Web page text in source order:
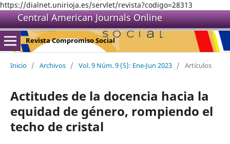
https://dialnet.unirioja.es/servlet/revista?codigo=28313
Central American Journals Online
Revista Compromiso Social
Inicio / Archivos / Vol. 9 Núm. 9 (5): Ene-Jun 2023 / Artículos
Actitudes de la docencia hacia la
equidad de género, rompiendo el
techo de cristal